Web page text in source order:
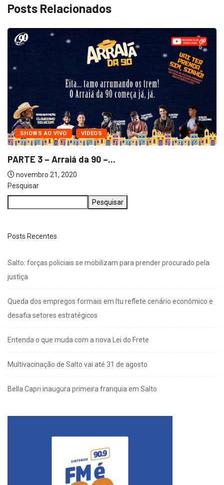
Posts Relacionados
SHOWS AO VIVO VÍDEOS
PARTE 2 – Arraiá da 90 –...
novembro 21, 2020
Pesquisar
Pesquisar
Posts Recentes
Salto: forças policiais se mobilizam para prender procurado pela
justiça
Queda dos empregos formais em Itu reflete cenário econômico e
desafia setores estratégicos
Entenda o que muda com a nova Lei do Frete
Multivacinação de Salto vai até 31 de agosto
Bella Capri inaugura primeira franquia em Salto